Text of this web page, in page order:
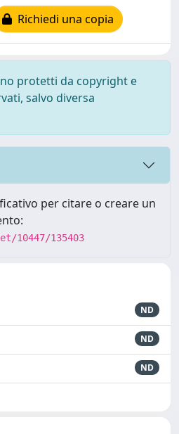
Richiedi una copia
protetti da copyright e
salvo diversa
per citare o creare un
10447/135403
ND
ND
ND